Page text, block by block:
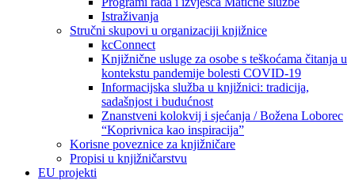
Istraživanja
Stručni skupovi u organizaciji knjižnice
kcConnect
Knjižnične usluge za osobe s teškoćama čitanja u
kontekstu pandemije bolesti COVID-19
Informacijska služba u knjižnici: tradicija,
sadašnjost i budućnost
Znanstveni kolokvij i sjećanja / Božena Loborec
“Koprivnica kao inspiracija”
Korisne poveznice za knjižničare
Propisi u knjižničarstvu
EU projekti